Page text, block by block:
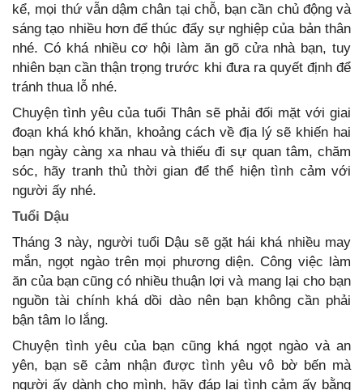
kể, mọi thứ vẫn dậm chân tại chỗ, bạn cần chủ động và
sáng tạo nhiều hơn để thúc đẩy sự nghiệp của bản thân
nhé. Có khá nhiều cơ hội làm ăn gõ cửa nhà bạn, tuy
nhiên bạn cần thận trọng trước khi đưa ra quyết định để
tránh thua lỗ nhé.
Chuyện tình yêu của tuổi Thân sẽ phải đối mặt với giai
đoạn khá khó khăn, khoảng cách về địa lý sẽ khiến hai
bạn ngày càng xa nhau và thiếu đi sự quan tâm, chăm
sóc, hãy tranh thủ thời gian để thể hiện tình cảm với
người ấy nhé.
Tuổi Dậu
Tháng 3 này, người tuổi Dậu sẽ gặt hái khá nhiều may
mắn, ngọt ngào trên mọi phương diện. Công việc làm
ăn của bạn cũng có nhiều thuận lợi và mang lại cho bạn
nguồn tài chính khá dồi dào nên bạn không cần phải
bận tâm lo lắng.
Chuyện tình yêu của bạn cũng khá ngọt ngào và an
yên, bạn sẽ cảm nhận được tình yêu vô bờ bến mà
người ấy dành cho mình, hãy đáp lại tình cảm ấy bằng